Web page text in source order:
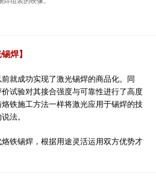
焊】
就成功实现了激光锡焊的商品化。同
试验对其接合强度与可靠性进行了高度
铁施工方法一样将激光应用于锡焊的技
法。
铁锡焊，根据用途灵活运用双方优势才